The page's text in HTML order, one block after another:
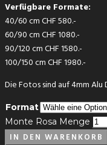
Verfügbare Formate:
40/60 cm CHF 580.-
60/90 cm CHF 1080.-
90/120 cm CHF 1580.-
100/150 cm CHF 1980.-
Die Fotos sind auf 4mm
Format
Monte Rosa Menge
IN DEN WARENKORB